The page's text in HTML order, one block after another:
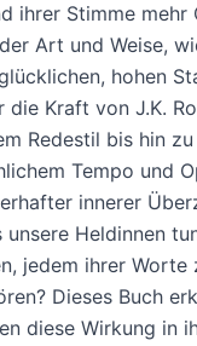
ihrer Stimme mehr
Art und Weise,
hohen
die Kraft von J.K.
Redestil bis hin
Tempo und
innerer
Heldinnen
jedem ihrer Worte
Dieses Buch
diese Wirkung in